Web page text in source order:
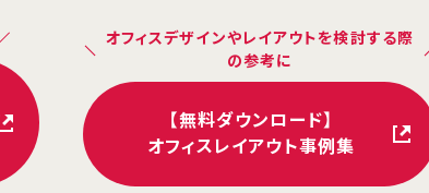
オフィスデザインやレイアウトを検討する際
の参考に
【無料ダウンロード】
オフィスレイアウト事例集